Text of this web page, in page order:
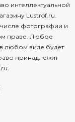
интеллектуальной
Lustrof.ru.
фотографии и
праве. Любое
любом виде будет
принадлежит